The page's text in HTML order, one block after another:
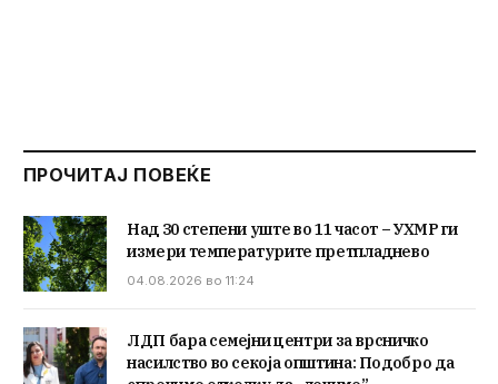
ПРОЧИТАЈ ПОВЕЌЕ
Над 30 степени уште во 11 часот – УХМР ги
измери температурите претпладнево
04.08.2026 во 11:24
ЛДП бара семејни центри за врсничко
насилство во секоја општина: Подобро да